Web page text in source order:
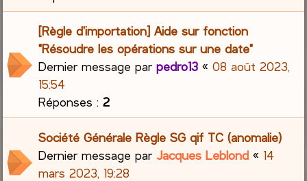
[Règle d'importation] Aide sur fonction
"Résoudre les opérations sur une date"
Dernier message parpedro13 «08 août 2023,
15:54
Réponses :2
Société Générale Règle SG qif TC (anomalie)
Dernier message parJacques Leblond « 14
mars 2023, 19:28